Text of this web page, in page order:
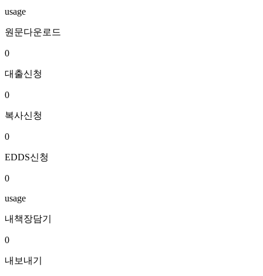
usage
원문다운로드
0
대출신청
0
복사신청
0
EDDS신청
0
usage
내책장담기
0
내보내기